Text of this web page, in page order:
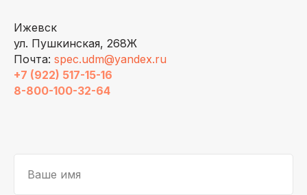
Ижевск
ул. Пушкинская, 268Ж
Почта: spec.udm@yandex.ru
+7 (922) 517-15-16
8-800-100-32-64
Ваше имя